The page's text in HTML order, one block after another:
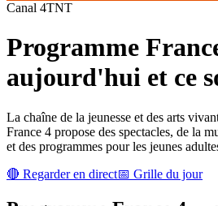
Canal 4TNT
Programme
aujourd'hui et ce
La chaîne de la jeunesse et des arts
France 4 propose des spectacles, de la
et des programmes pour les jeunes
🔴 Regarder en direct📅 Grille du jour